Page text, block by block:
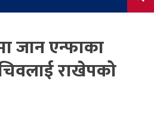
जान एन्फाका
राखेपको